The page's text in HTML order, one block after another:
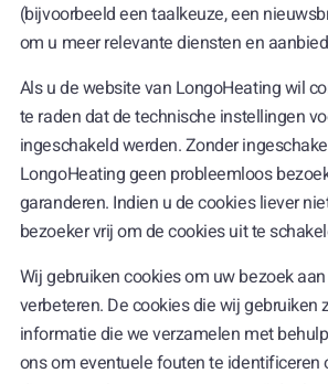
(bijvoorbeeld een taalkeuze, een
om u meer relevante diensten en
Als u de website van LongoHeating wil
te raden dat de technische instellingen
ingeschakeld werden. Zonder
LongoHeating geen probleemloos
garanderen. Indien u de cookies liever
bezoeker vrij om de cookies uit te
Wij gebruiken cookies om uw bezoek
verbeteren. De cookies die wij gebruiken
informatie die we verzamelen met
ons om eventuele fouten te identificeren